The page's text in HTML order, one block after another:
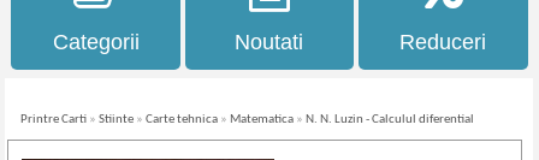
Categorii Noutati Reduceri
Printre Carti »Stiinte »Carte tehnica » Matematica » N. N. Luzin - Calculul diferential